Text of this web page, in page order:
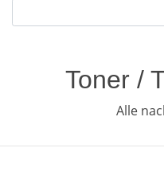
Toner /
Alle